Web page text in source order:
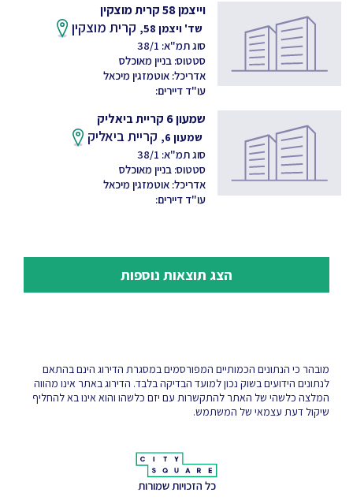
וייצמן 58 קרית מוצקין
שד' ויצמן 58, קרית מוצקין
סוג תמ"א: 38/1
סטטוס: בניין מאוכלס
אדריכל: אוטמזגין מיכאל
עו"ד דיירים:
שמעון 6 קריית ביאליק
שמעון 6, קריית ביאליק
סוג תמ"א: 38/1
סטטוס: בניין מאוכלס
אדריכל: אוטמזגין מיכאל
עו"ד דיירים:
הצג תוצאות נוספות
מובהר כי הנתונים הכמותיים המפורסמים במסגרת הדירוג הינם בהתאם
לנתונים הידועים בשוק נכון למועד הבדיקה בלבד. הדירוג באתר אינו מהווה
המלצה כלשהי של האתר להתקשרות עם יזם כלשהו והוא אינו בא להחליף
שיקול דעת עצמאי של המשתמש.
כל הזכויות שמורות